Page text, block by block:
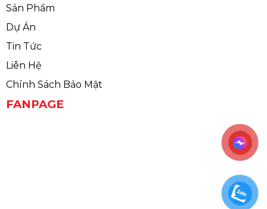
Sản Phẩm
Dự Án
Tin Tức
Liên Hệ
Chính Sách Bảo Mật
FANPAGE